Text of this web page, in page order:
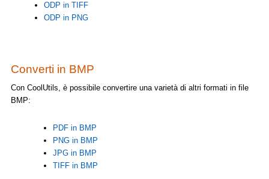
ODP in TIFF
ODP in PNG
Converti in BMP
Con CoolUtils, è possibile convertire una varietà di altri formati in file
BMP:
PDF in BMP
PNG in BMP
JPG in BMP
TIFF in BMP